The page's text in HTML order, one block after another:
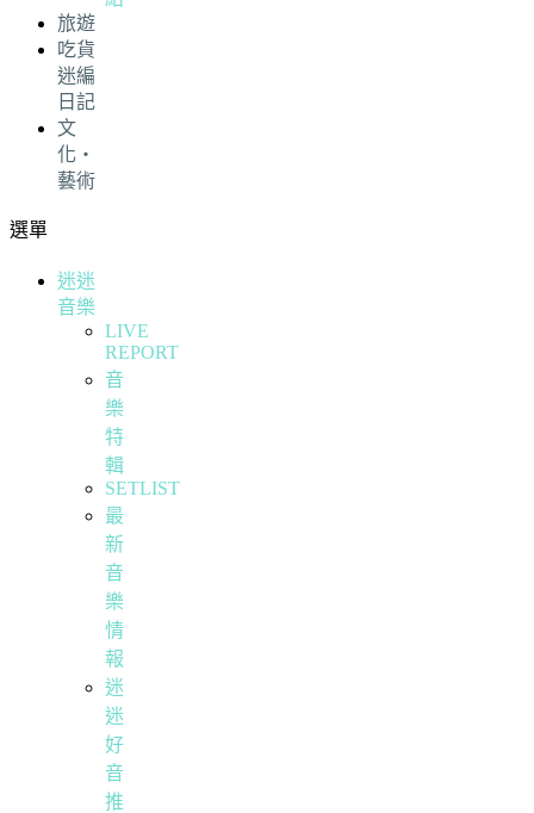
旅遊
吃貨
迷編
日記
文
化・
藝術
選單
迷迷
音樂
LIVE
REPORT
音
樂
特
輯
SETLIST
最
新
音
樂
情
報
迷
迷
好
音
推